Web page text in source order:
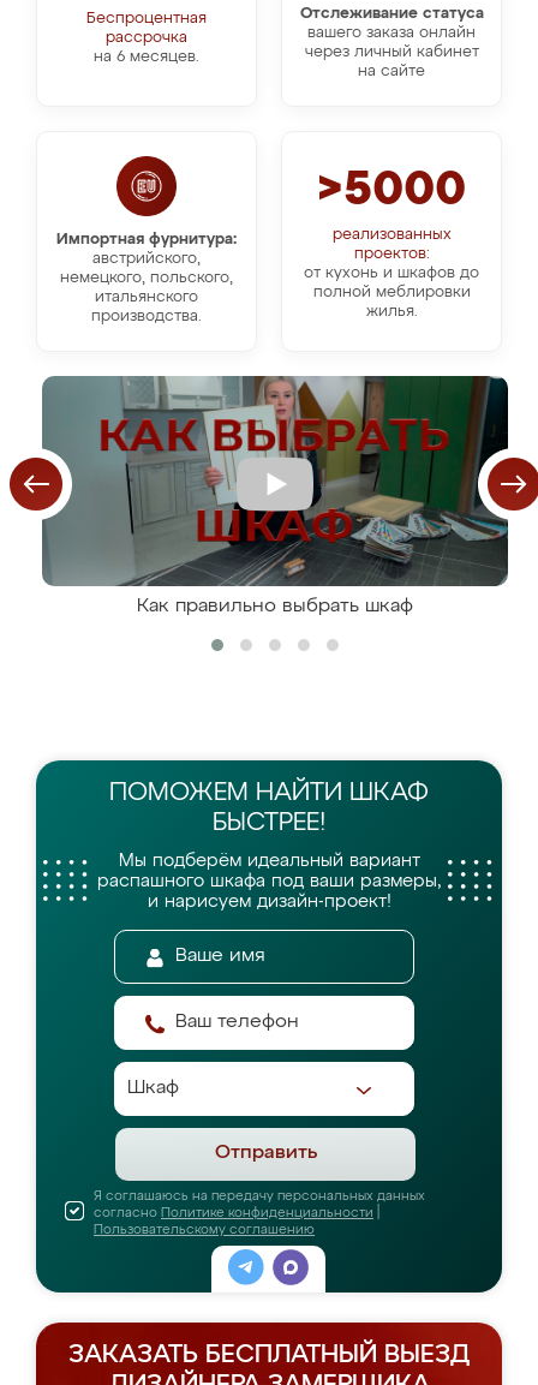
Отслеживание статуса
вашего заказа онлайн
через личный кабинет
на сайте
Беспроцентная
рассрочка
на 6 месяцев.
Импортная фурнитура:
австрийского,
немецкого, польского,
итальянского
производства.
>5000
реализованных
проектов:
от кухонь и шкафов до
полной меблировки
жилья.
Как правильно выбрать шкаф
ПОМОЖЕМ НАЙТИ ШКАФ
БЫСТРЕЕ!
Мы подберём идеальный вариант
распашного шкафа под ваши размеры,
и нарисуем дизайн-проект!
Отправить
Я соглашаюсь на передачу персональных данных
согласно Политике конфиденциальности
Пользовательскому соглашению
ЗАКАЗАТЬ БЕСПЛАТНЫЙ ВЫЕЗД